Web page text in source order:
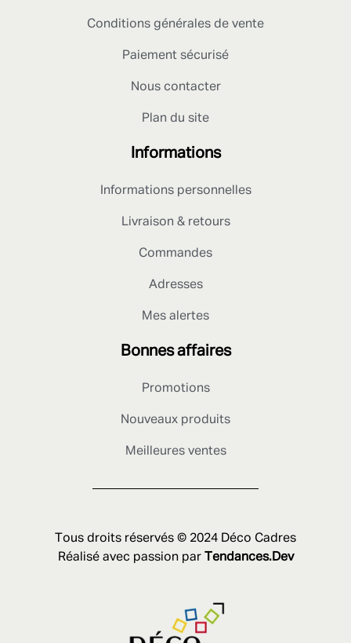
Conditions générales de vente
Paiement sécurisé
Nous contacter
Plan du site
Informations
Informations personnelles
Livraison & retours
Commandes
Adresses
Mes alertes
Bonnes affaires
Promotions
Nouveaux produits
Meilleures ventes
Tous droits réservés © 2024 Déco Cadres
Réalisé avec passion par Tendances.Dev